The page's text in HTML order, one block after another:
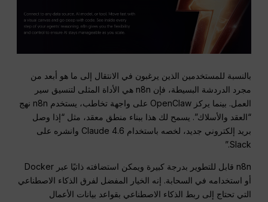
بالنسبة للمستخدمين الذين يرغبون في الانتقال إلى ما هو أبعد من
مجرد الدردشة البسيطة، فإن n8n هي الأداة المثلى لتنسيق سير
العمل.
بينما يركز OpenClaw على واجهة تخاطب، يستخدم n8n نهج
“العقد والأسلاك”. يسمح لك هذا ببناء منطق معقد، مثل “إذا وصل
بريد إلكتروني جديد، لخصه باستخدام Claude 4.6 وانشره على
Slack.”
n8n قابل للتطوير بدرجة كبيرة ويمكن استضافته ذاتيًا عبر Docker
أو استخدامه في السحابة. إنه الخيار المفضل لفرق الذكاء الاصطناعي
التي تحتاج إلى ربط الذكاء الاصطناعي بقواعد بيانات الأعمال